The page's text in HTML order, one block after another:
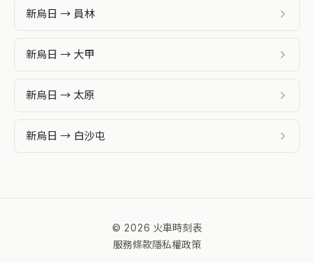
新烏日 → 員林
新烏日 → 大甲
新烏日 → 太原
新烏日 → 白沙屯
© 2026 火車時刻表
服務條款隱私權政策